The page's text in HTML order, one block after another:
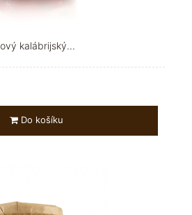
kalábrijský...
Do košíku